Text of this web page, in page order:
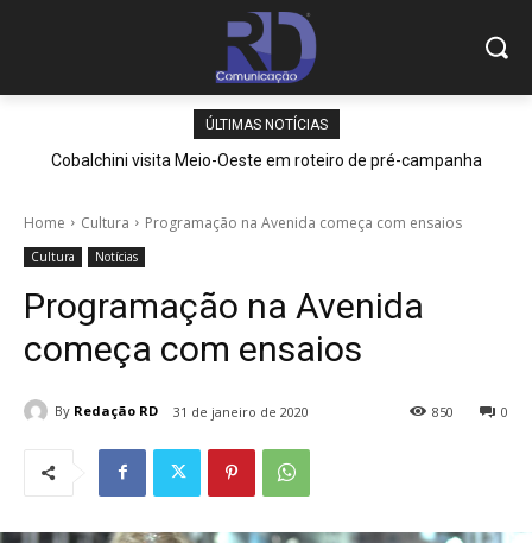
ÚLTIMAS NOTÍCIAS
Cobalchini visita Meio-Oeste em roteiro de pré-campanha
Home Cultura Programação na Avenida começa com ensaios
Cultura Notícias
Programação na Avenida
começa com ensaios
By Redação RD 31 de janeiro de 2020 0
850